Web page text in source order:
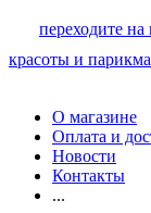
переходите
красоты и
О магазине
Оплата и
Новости
Контакты
...